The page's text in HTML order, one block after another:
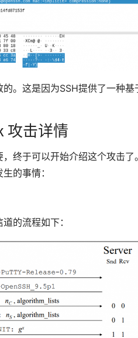
。这是因为SSH提供了一种
攻击详情
终于可以开始介绍这个攻击
的事情：
的流程如下：